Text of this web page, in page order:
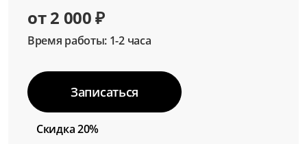
от 2 000 ₽
Время работы: 1-2 часа
Записаться
Скидка 20%